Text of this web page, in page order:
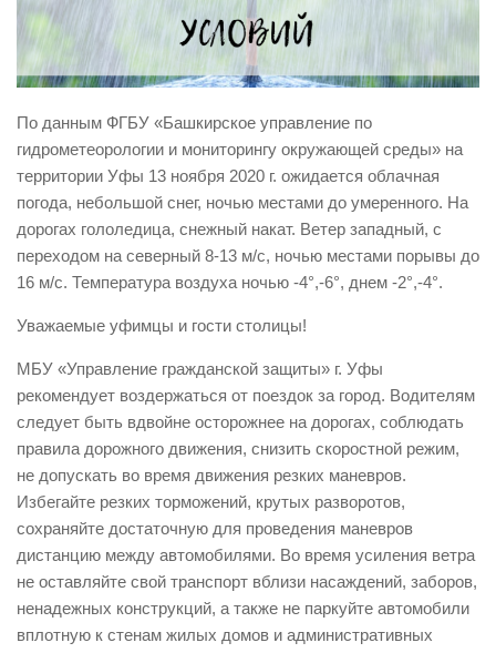
Виды деятельности
Обслуживание опасных производственных объектов
Памятки населению
Уголок гражданской обороны
Пресс-центр
СМИ о нас
Конкурсы
Наша работа
Фотогалерея
Обращения
Контакты
Вакансии
По данным ФГБУ «Башкирское управление по
гидрометеорологии и мониторингу окружающей среды» на
территории Уфы 13 ноября 2020 г. ожидается облачная
погода, небольшой снег, ночью местами до умеренного. На
дорогах гололедица, снежный накат. Ветер западный, с
переходом на северный 8-13 м/с, ночью местами порывы до
16 м/с. Температура воздуха ночью -4°,-6°, днем -2°,-4°.
Уважаемые уфимцы и гости столицы!
МБУ «Управление гражданской защиты» г. Уфы
рекомендует воздержаться от поездок за город. Водителям
следует быть вдвойне осторожнее на дорогах, соблюдать
правила дорожного движения, снизить скоростной режим,
не допускать во время движения резких маневров.
Избегайте резких торможений, крутых разворотов,
сохраняйте достаточную для проведения маневров
дистанцию между автомобилями. Во время усиления ветра
не оставляйте свой транспорт вблизи насаждений, заборов,
ненадежных конструкций, а также не паркуйте автомобили
вплотную к стенам жилых домов и административных